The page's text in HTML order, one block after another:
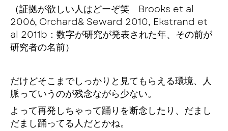
（証拠が欲しい人はどーぞ笑 Brooks et al
2006, Orchard& Seward 2010, Ekstrand et
al 2011b：数字が研究が発表された年、その前が
研究者の名前）
だけどそこまでしっかりと見てもらえる環境、人
脈っていうのが残念ながら少ない。
よって再発しちゃって踊りを断念したり、だまし
だまし踊ってる人だとかね。